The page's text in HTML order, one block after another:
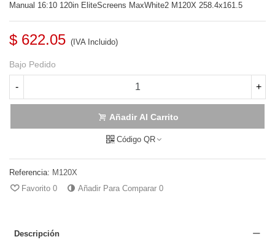
Manual 16:10 120in EliteScreens MaxWhite2 M120X 258.4x161.5
$ 622.05 (IVA Incluido)
Bajo Pedido
- +
Añadir Al Carrito
Código QR
Referencia: M120X
Favorito 0 Añadir Para Comparar 0
Descripción